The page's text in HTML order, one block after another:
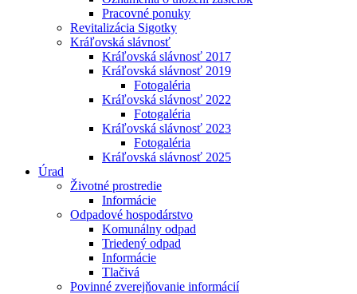
Pracovné ponuky
Revitalizácia Sigotky
Kráľovská slávnosť
Kráľovská slávnosť 2017
Kráľovská slávnosť 2019
Fotogaléria
Kráľovská slávnosť 2022
Fotogaléria
Kráľovská slávnosť 2023
Fotogaléria
Kráľovská slávnosť 2025
Úrad
Životné prostredie
Informácie
Odpadové hospodárstvo
Komunálny odpad
Triedený odpad
Informácie
Tlačivá
Povinné zverejňovanie informácií